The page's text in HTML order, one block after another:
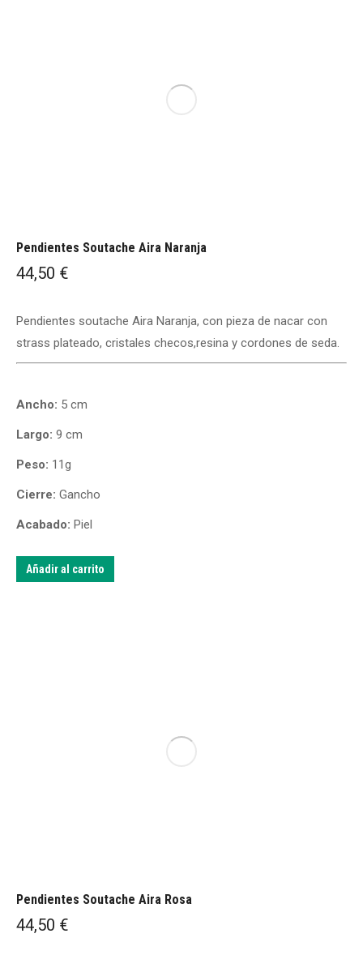
Pendientes Soutache Aira Naranja
44,50 €
Pendientes soutache Aira Naranja, con pieza de nacar con
strass plateado, cristales checos,resina y cordones de seda.
Ancho: 5 cm
Largo: 9 cm
Peso: 11g
Cierre: Gancho
Acabado: Piel
Añadir al carrito
Pendientes Soutache Aira Rosa
44,50 €